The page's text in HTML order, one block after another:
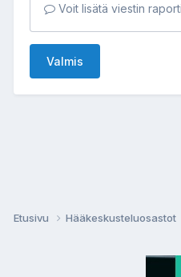
Voit lisätä viestin
Valmis
Etusivu Hääkeskusteluosastot